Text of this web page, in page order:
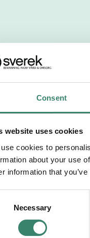
Consent
website uses cookies
cookies to
about your use
information that
Necessary
tagits bort
så